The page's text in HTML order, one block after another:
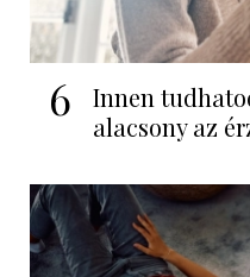
6
Innen
alacsony az